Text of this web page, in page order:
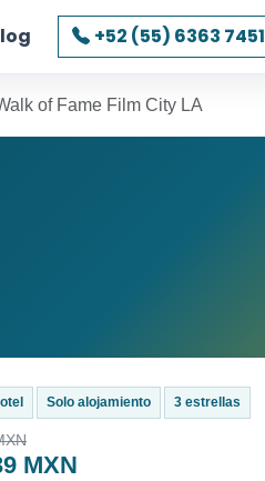
+52 (55) 6363 7451
of Fame Film City LA
Solo alojamiento 3 estrellas
MXN